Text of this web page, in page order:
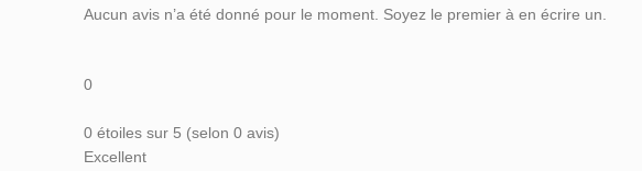
Aucun avis n’a été donné pour le moment. Soyez le premier à en écrire un.
0
0 étoiles sur 5 (selon 0 avis)
Excellent